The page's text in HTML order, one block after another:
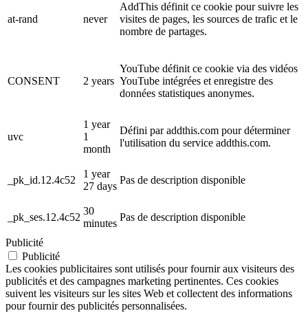
at-rand never
AddThis définit ce cookie pour suivre les
visites de pages, les sources de trafic et le
nombre de partages.
CONSENT 2 years
YouTube définit ce cookie via des vidéos
YouTube intégrées et enregistre des
données statistiques anonymes.
uvc
1 year
1
month
Défini par addthis.com pour déterminer
l'utilisation du service addthis.com.
_pk_id.12.4c52
1 year
27 days
Pas de description disponible
_pk_ses.12.4c52
30
minutes
Pas de description disponible
Publicité
Publicité
Les cookies publicitaires sont utilisés pour fournir aux visiteurs des
publicités et des campagnes marketing pertinentes. Ces cookies
suivent les visiteurs sur les sites Web et collectent des informations
pour fournir des publicités personnalisées.